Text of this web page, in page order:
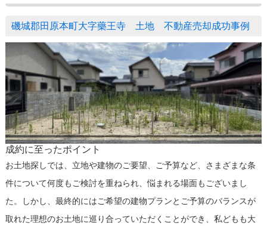
磯城郡田原本町大字藥王寺 土地 不動産売却成功事例
成約に至ったポイント
お土地探しでは、立地や建物のご要望、ご予算など、さまざまな条
件について何度もご検討を重ねられ、悩まれる場面もございまし
た。しかし、最終的にはご希望の建物プランとご予算のバランスが
取れた理想のお土地に巡り合っていただくことができ、私どもも大